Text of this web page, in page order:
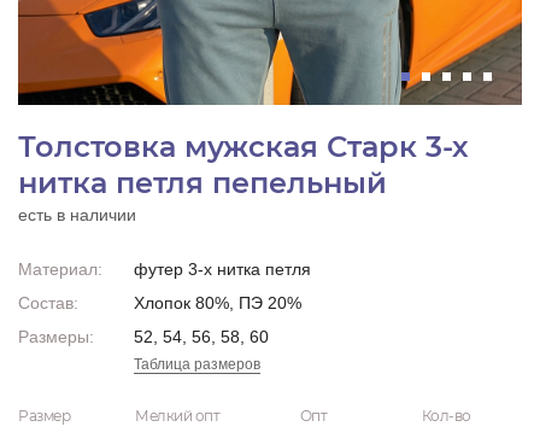
Толстовка мужская Старк 3-х
нитка петля пепельный
есть в наличии
Материал:
футер 3-х нитка петля
Состав:
Хлопок 80%, ПЭ 20%
Размеры:
52, 54, 56, 58, 60
Таблица размеров
Размер Мелкий опт Опт Кол-во